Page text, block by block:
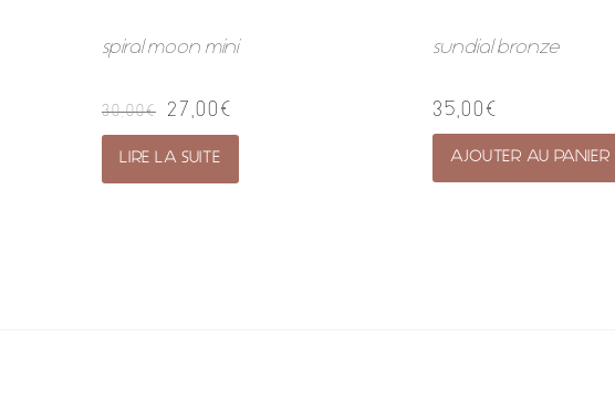
spiral moon mini
30,00€ 27,00 €
LIRE LA SUITE
sundial bronze
35,00 €
AJOUTER AU PANIER